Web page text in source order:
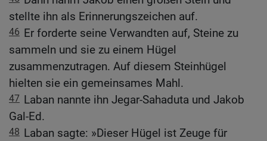
stellte ihn als Erinnerungszeichen auf.
46 Er forderte seine Verwandten auf, Steine zu
sammeln und sie zu einem Hügel
zusammenzutragen. Auf diesem Steinhügel
hielten sie ein gemeinsames Mahl.
47 Laban nannte ihn Jegar-Sahaduta und Jakob
Gal-Ed.
48 Laban sagte: »Dieser Hügel ist Zeuge für